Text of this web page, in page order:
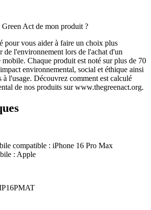
Green Act de mon produit ?
pour vous aider à faire un choix plus
de l'environnement lors de l'achat d'un
mobile. Chaque produit est noté sur plus de 70
environnemental, social et éthique ainsi
à l'usage. Découvrez comment est calculé
de nos produits sur www.thegreenact.org.
compatible : iPhone 16 Pro Max
: Apple